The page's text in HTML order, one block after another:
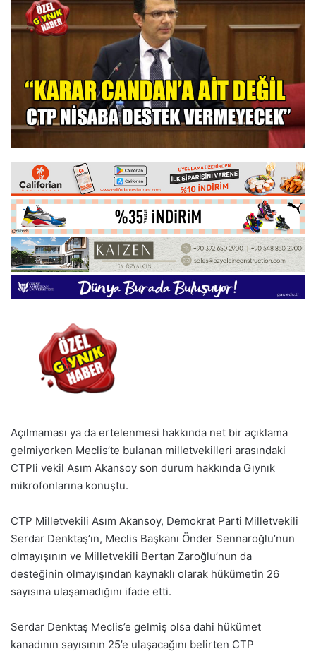
Açılmaması ya da ertelenmesi hakkında net bir açıklama
gelmiyorken Meclis’te bulanan milletvekilleri arasındaki
CTPli vekil Asım Akansoy son durum hakkında Gıynık
mikrofonlarına konuştu.
CTP Milletvekili Asım Akansoy, Demokrat Parti Milletvekili
Serdar Denktaş’ın, Meclis Başkanı Önder Sennaroğlu’nun
olmayışının ve Milletvekili Bertan Zaroğlu’nun da
desteğinin olmayışından kaynaklı olarak hükümetin 26
sayısına ulaşamadığını ifade etti.
Serdar Denktaş Meclis’e gelmiş olsa dahi hükümet
kanadının sayısının 25’e ulaşacağını belirten CTP